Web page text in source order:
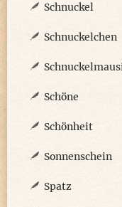
Schnuckel
Schnuckelchen
Schöne
Schönheit
Sonnenschein
Spatz